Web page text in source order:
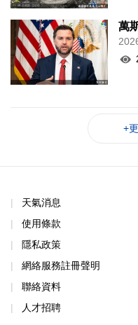
萬
+
天氣消息
使用條款
隱私政策
網絡服務註冊聲明
聯絡資料
人才招聘